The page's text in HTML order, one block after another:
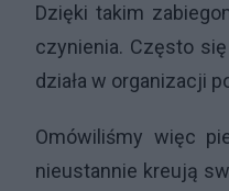
Dzięki takim
czynienia. Często
działa w organizacji
Omówiliśmy więc
nieustannie kreują